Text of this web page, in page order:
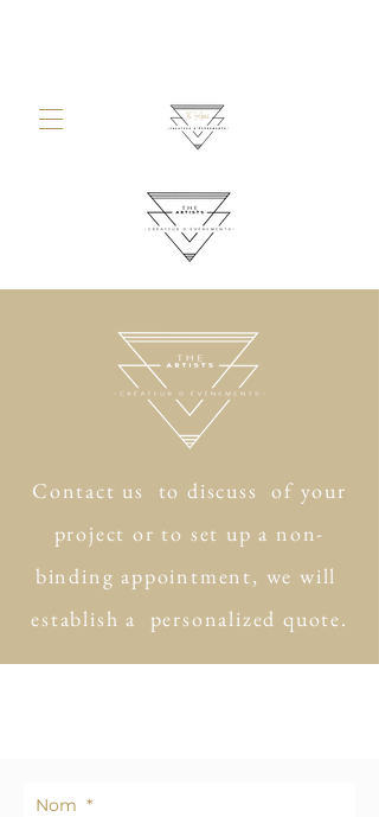
Contact us
to discuss of your
project or to set up a non-
binding appointment, we will
establish a personalized quote.
Nom *